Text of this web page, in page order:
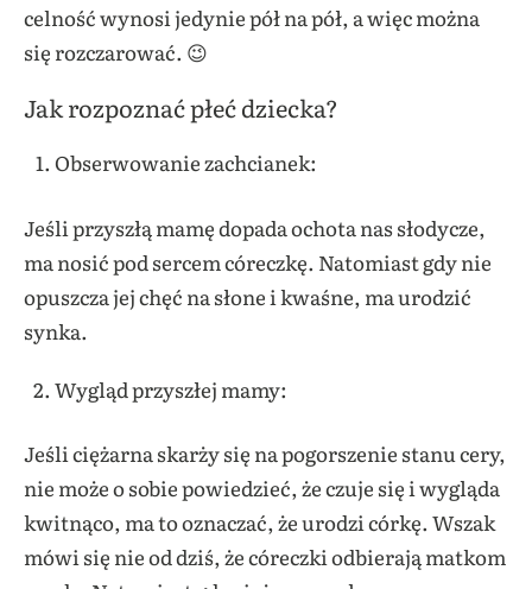
celność wynosi jedynie pół na pół, a więc można
się rozczarować. 😉
Jak rozpoznać płeć dziecka?
Obserwowanie zachcianek:
Jeśli przyszłą mamę dopada ochota nas słodycze,
ma nosić pod sercem córeczkę. Natomiast gdy nie
opuszcza jej chęć na słone i kwaśne, ma urodzić
synka.
Wygląd przyszłej mamy:
Jeśli ciężarna skarży się na pogorszenie stanu cery,
nie może o sobie powiedzieć, że czuje się i wygląda
kwitnąco, ma to oznaczać, że urodzi córkę. Wszak
mówi się nie od dziś, że córeczki odbierają matkom